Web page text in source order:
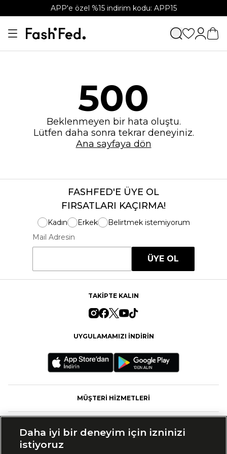
APP'e özel %15 indirim kodu: APP15
500
Beklenmeyen bir hata oluştu.
Lütfen daha sonra tekrar deneyiniz.
Ana sayfaya dön
FASHFED'E ÜYE OL
FIRSATLARI KAÇIRMA!
Kadın Erkek
Belirtmek istemiyorum
Mail Adresin
ÜYE OL
TAKİPTE KALIN
UYGULAMAMIZI İNDİRİN
MÜŞTERİ HİZMETLERİ
Daha iyi bir deneyim için izninizi
istiyoruz